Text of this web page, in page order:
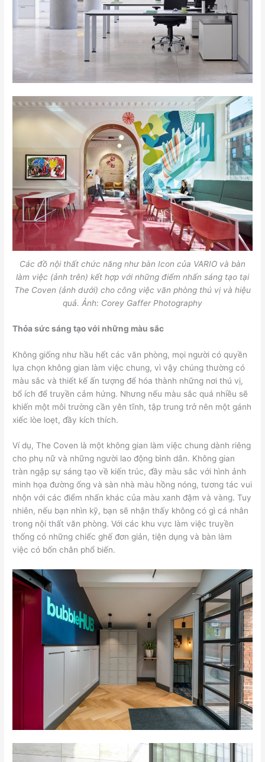
Các đồ nội thất chức năng như bàn Icon của VARIO và bàn
làm việc (ảnh trên) kết hợp với những điểm nhấn sáng tạo tại
The Coven (ảnh dưới) cho công việc văn phòng thú vị và hiệu
quả. Ảnh: Corey Gaffer Photography
Thỏa sức sáng tạo với những màu sắc
Không giống như hầu hết các văn phòng, mọi người có quyền
lựa chọn không gian làm việc chung, vì vậy chúng thường có
màu sắc và thiết kế ấn tượng để hóa thành những nơi thú vị,
bổ ích để truyền cảm hứng. Nhưng nếu màu sắc quá nhiều sẽ
khiến một môi trường cần yên tĩnh, tập trung trở nên một gánh
xiếc lòe loẹt, đầy kích thích.
Ví dụ, The Coven là một không gian làm việc chung dành riêng
cho phụ nữ và những người lao động bình dân. Không gian
tràn ngập sự sáng tạo về kiến ​​trúc, đầy màu sắc với hình ảnh
minh họa đường ống và sàn nhà màu hồng nóng, tương tác vui
nhộn với các điểm nhấn khác của màu xanh đậm và vàng. Tuy
nhiên, nếu bạn nhìn kỹ, bạn sẽ nhận thấy không có gì cá nhân
trong nội thất văn phòng. Với các khu vực làm việc truyền
thống có những chiếc ghế đơn giản, tiện dụng và bàn làm
việc có bốn chân phổ biến.